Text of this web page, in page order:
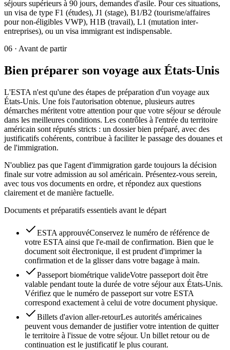
séjours supérieurs à 90 jours, demandes d'asile. Pour ces situations,
un visa de type F1 (études), J1 (stage), B1/B2 (tourisme/affaires
pour non-éligibles VWP), H1B (travail), L1 (mutation inter-
entreprises), ou un visa immigrant est indispensable.
06 · Avant de partir
Bien préparer son voyage aux États-Unis
L'ESTA n'est qu'une des étapes de préparation d'un voyage aux
États-Unis. Une fois l'autorisation obtenue, plusieurs autres
démarches méritent votre attention pour que votre séjour se déroule
dans les meilleures conditions. Les contrôles à l'entrée du territoire
américain sont réputés stricts : un dossier bien préparé, avec des
justificatifs cohérents, contribue à faciliter le passage des douanes et
de l'immigration.
N'oubliez pas que l'agent d'immigration garde toujours la décision
finale sur votre admission au sol américain. Présentez-vous serein,
avec tous vos documents en ordre, et répondez aux questions
clairement et de manière factuelle.
Documents et préparatifs essentiels avant le départ
ESTA approuvéConservez le numéro de référence de
votre ESTA ainsi que l'e-mail de confirmation. Bien que le
document soit électronique, il est prudent d'imprimer la
confirmation et de la glisser dans votre bagage à main.
Passeport biométrique valideVotre passeport doit être
valable pendant toute la durée de votre séjour aux États-Unis.
Vérifiez que le numéro de passeport sur votre ESTA
correspond exactement à celui de votre document physique.
Billets d'avion aller-retourLes autorités américaines
peuvent vous demander de justifier votre intention de quitter
le territoire à l'issue de votre séjour. Un billet retour ou de
continuation est le justificatif le plus courant.